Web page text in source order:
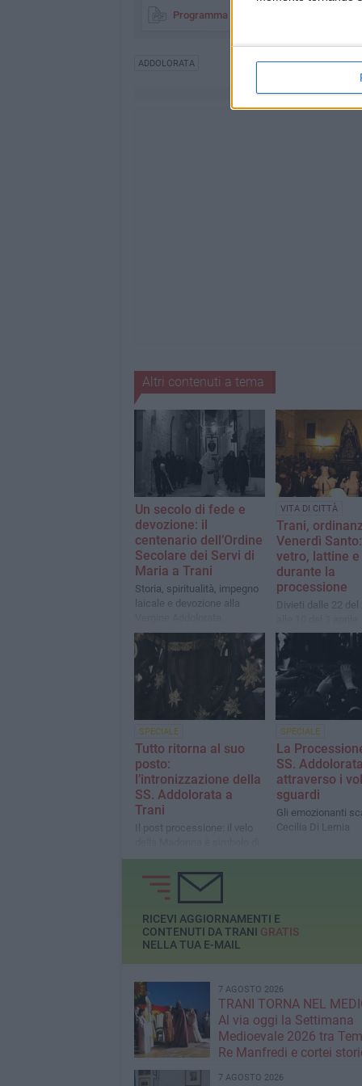
Programma Quaresimale - Trani
ADDOLORATA
Altri contenuti a tema
Un secolo di fede e
devozione: il
centenario dell’Ordine
Secolare dei Servi di
Maria a Trani
Storia, spiritualità, impegno
laicale e devozione alla
VITA DI CITTÀ
Trani,
Venerdì
vetro, lattine
durante la
processione
Divieti dalle 22 del
SPECIALE
Tutto ritorna al suo
posto:
l’intronizzazione della
SS. Addolorata a
Trani
Il post processione: il velo
dolore, di fede e di amore
SPECIALE
La
SS.
attraverso i
sguardi
Gli emozionanti
Cecilia Di Lernia
RICEVI AGGIORNAMENTI E
CONTENUTI DA TRANI GRATIS
NELLA TUA E-MAIL
7 AGOSTO 2026
TRANI TORNA NEL
Al via oggi la Settimana
Medioevale 2026 tra
Re Manfredi e cortei
7 AGOSTO 2026